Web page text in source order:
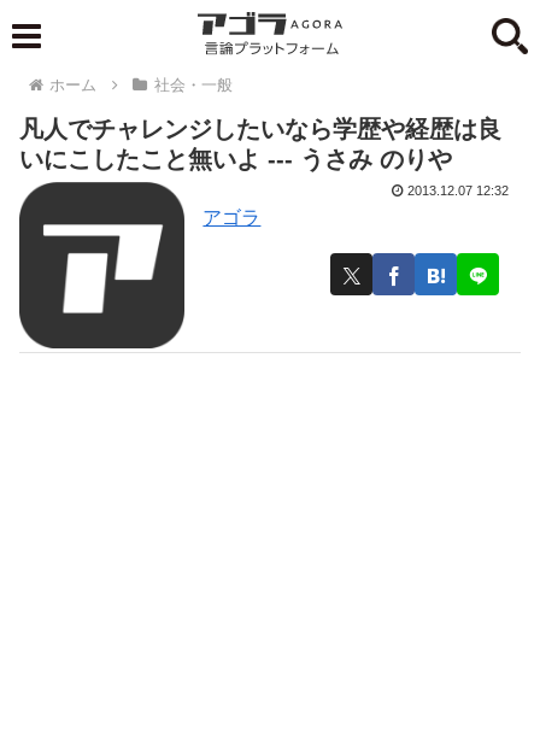
ホーム 社会・一般
凡人でチャレンジしたいなら学歴や経歴は良
いにこしたこと無いよ --- うさみ のりや
アゴラ
2013.12.07 12:32